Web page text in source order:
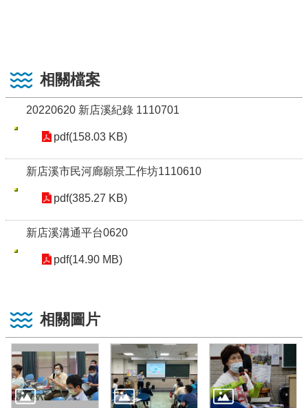
相關檔案
20220620 新店溪紀錄 1110701
pdf(158.03 KB)
新店溪市民河廊願景工作坊1110610
pdf(385.27 KB)
新店溪溝通平台0620
pdf(14.90 MB)
相關圖片